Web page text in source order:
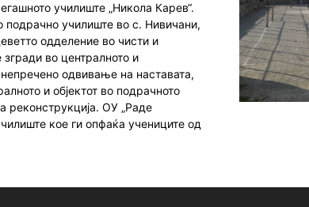
училиште „Никола Карев“.
подрачно училиште во с. Нивичани,
одделение во чисти и
во централното и
одвивање на наставата,
и објектот во подрачното
реконструкција. ОУ „Раде
кое ги опфаќа учениците од